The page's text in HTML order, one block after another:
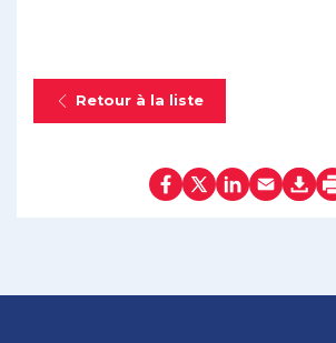
Retour à la liste